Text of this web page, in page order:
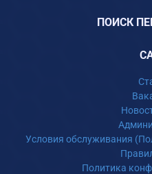
ПОИСК
Условия обслуживания
Политика